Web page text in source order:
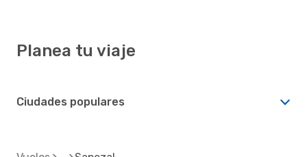
Planea tu viaje
Ciudades populares